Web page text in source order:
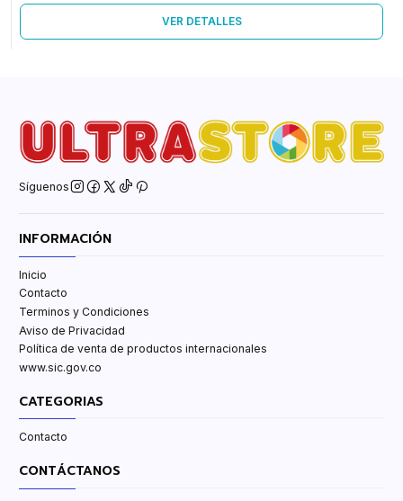
VER DETALLES
Síguenos
INFORMACIÓN
Inicio
Contacto
Terminos y Condiciones
Aviso de Privacidad
Política de venta de productos internacionales
www.sic.gov.co
CATEGORIAS
Contacto
CONTÁCTANOS